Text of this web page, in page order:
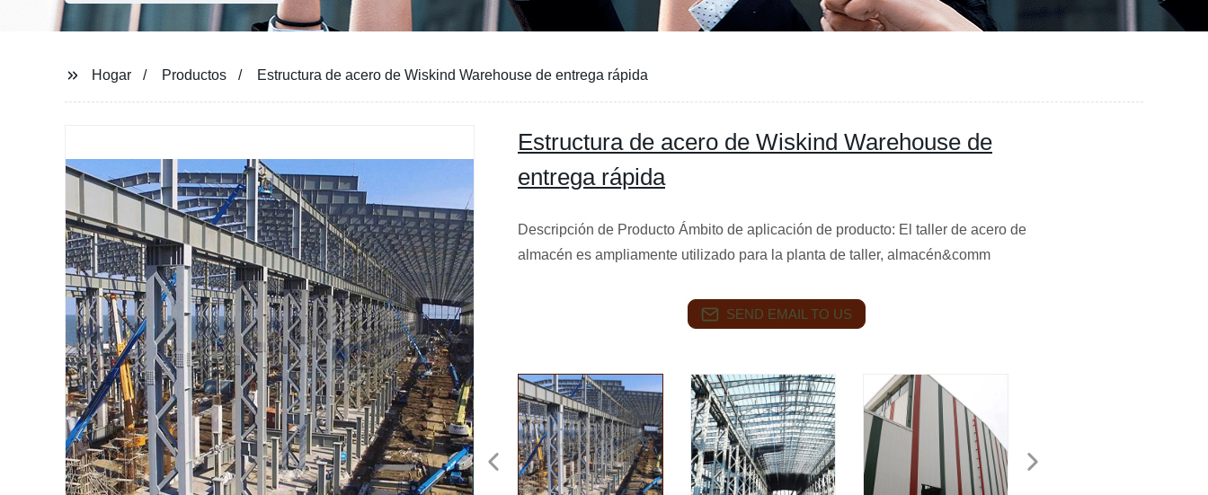
Hogar Productos Estructura de acero de Wiskind Warehouse de entrega rápida
Estructura de acero de Wiskind Warehouse de
entrega rápida
Descripción de Producto Ámbito de aplicación de producto: El taller de acero de
almacén es ampliamente utilizado para la planta de taller, almacén&comm
SEND EMAIL TO US